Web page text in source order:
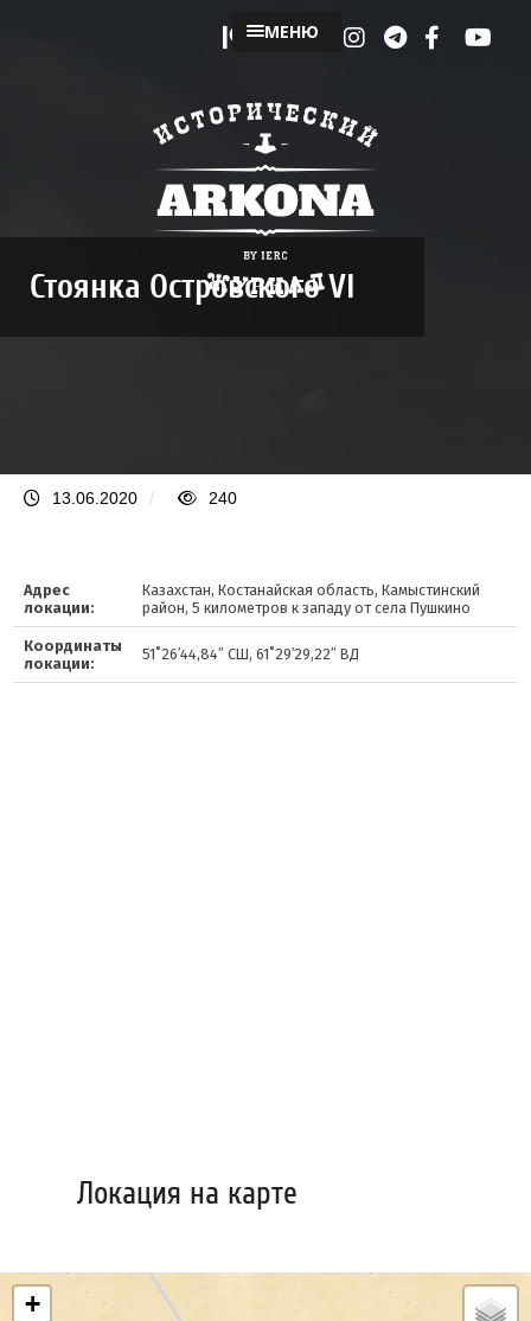
МЕНЮ
Стоянка Островского VI
13.06.2020 / 240
Адрес
локации:
Казахстан, Костанайская область, Камыстинский
район, 5 километров к западу от села Пушкино
Координаты
локации:
51˚26′44,84″ СШ, 61˚29′29,22″ ВД
Локация на карте
+